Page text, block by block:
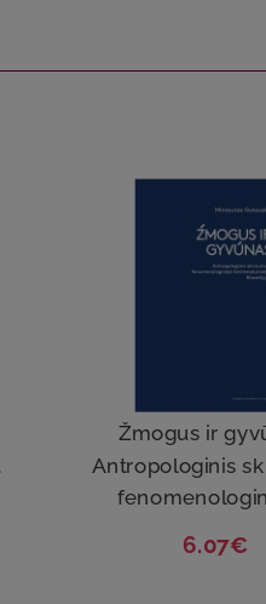
Žmogus ir
Antropologinis
6.07€